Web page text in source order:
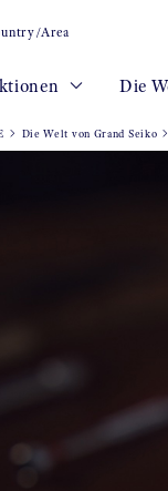
Area
Die
Die Welt von Grand Seiko